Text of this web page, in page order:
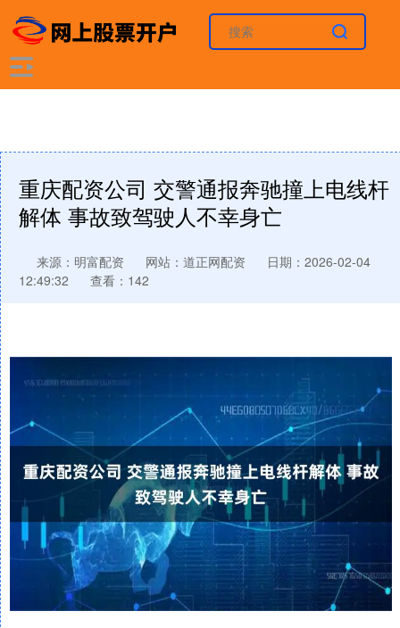
重庆配资公司 交警通报奔驰撞上电线杆
解体 事故致驾驶人不幸身亡
来源：明富配资 网站：道正网配资
日期：2026-02-04
12:49:32
查看：142